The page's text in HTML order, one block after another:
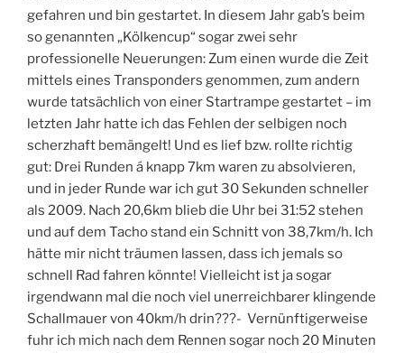
gefahren und bin gestartet. In diesem Jahr gab’s beim
so genannten „Kölkencup“ sogar zwei sehr
professionelle Neuerungen: Zum einen wurde die Zeit
mittels eines Transponders genommen, zum andern
wurde tatsächlich von einer Startrampe gestartet – im
letzten Jahr hatte ich das Fehlen der selbigen noch
scherzhaft bemängelt! Und es lief bzw. rollte richtig
gut: Drei Runden á knapp 7km waren zu absolvieren,
und in jeder Runde war ich gut 30 Sekunden schneller
als 2009. Nach 20,6km blieb die Uhr bei 31:52 stehen
und auf dem Tacho stand ein Schnitt von 38,7km/h. Ich
hätte mir nicht träumen lassen, dass ich jemals so
schnell Rad fahren könnte! Vielleicht ist ja sogar
irgendwann mal die noch viel unerreichbarer klingende
Schallmauer von 40km/h drin???- Vernünftigerweise
fuhr ich mich nach dem Rennen sogar noch 20 Minuten